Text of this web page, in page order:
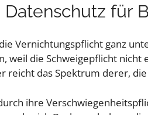
Datenschutz für
Vernichtungspflicht ganz
weil die Schweigepflicht
reicht das Spektrum derer,
ihre